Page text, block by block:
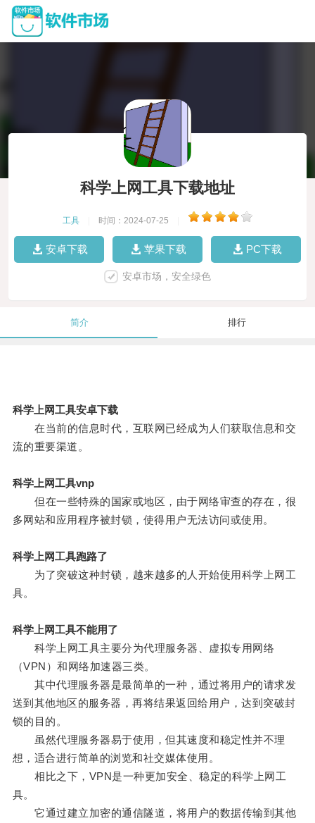
科学上网工具下载地址
工具 时间：2024-07-25
安卓下载 苹果下载 PC下载
安卓市场，安全绿色
简介 排行
科学上网工具安卓下载
在当前的信息时代，互联网已经成为人们获取信息和交
流的重要渠道。
科学上网工具vnp
但在一些特殊的国家或地区，由于网络审查的存在，很
多网站和应用程序被封锁，使得用户无法访问或使用。
科学上网工具跑路了
为了突破这种封锁，越来越多的人开始使用科学上网工
具。
科学上网工具不能用了
科学上网工具主要分为代理服务器、虚拟专用网络
（VPN）和网络加速器三类。
其中代理服务器是最简单的一种，通过将用户的请求发
送到其他地区的服务器，再将结果返回给用户，达到突破封
锁的目的。
虽然代理服务器易于使用，但其速度和稳定性并不理
想，适合进行简单的浏览和社交媒体使用。
相比之下，VPN是一种更加安全、稳定的科学上网工
具。
它通过建立加密的通信隧道，将用户的数据传输到其他